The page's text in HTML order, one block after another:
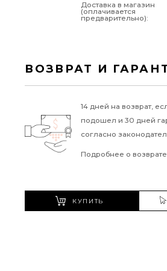
Доставка в магазин
(оплачивается
предварительно):
ВОЗВРАТ И
14 дней на возврат,
подошел и 30 дней
согласно
Подробнее о
КУПИТЬ